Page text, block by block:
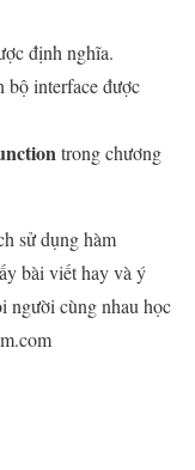
định nghĩa.
bộ interface được
trong chương
sử dụng hàm
bài viết hay và ý
người cùng nhau học